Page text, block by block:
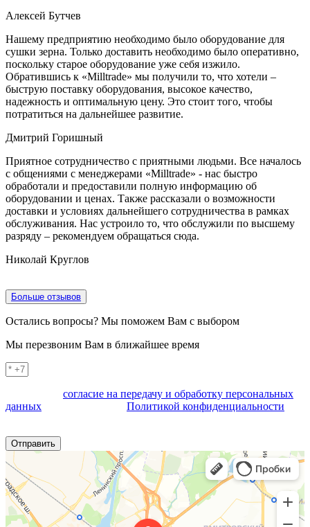
Алексей Бутчев
Нашему предприятию необходимо было оборудование для
сушки зерна. Только доставить необходимо было оперативно,
поскольку старое оборудование уже себя изжило.
Обратившись к «Milltrade» мы получили то, что хотели –
быструю поставку оборудования, высокое качество,
надежность и оптимальную цену. Это стоит того, чтобы
потратиться на дальнейшее развитие.
Дмитрий Горишный
Приятное сотрудничество с приятными людьми. Все началось
с общениями с менеджерами «Milltrade» - нас быстро
обработали и предоставили полную информацию об
оборудовании и ценах. Также рассказали о возможности
доставки и условиях дальнейшего сотрудничества в рамках
обслуживания. Нас устроило то, что обслужили по высшему
разряду – рекомендуем обращаться сюда.
Николай Круглов
Больше отзывов
Остались вопросы? Мы поможем Вам с выбором
Мы перезвоним Вам в ближайшее время
согласие на передачу и обработку персональных
данных
Политикой конфиденциальности
Отправить